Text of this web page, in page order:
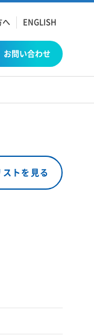
お問い合わせ
へ ENGLISH
ストを見る